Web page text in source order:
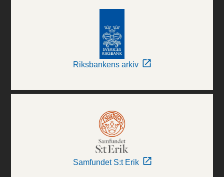
Riksbankens arkiv
Samfundet S:t Erik